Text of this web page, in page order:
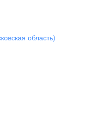
область)